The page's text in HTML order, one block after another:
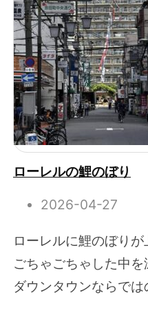
ローレルの鯉のぼり
2026-04-27
ローレルに鯉のぼり
ごちゃごちゃした中
ダウンタウンならで